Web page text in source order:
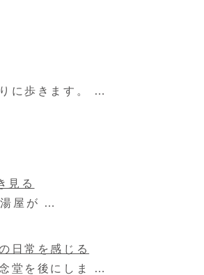
に歩きます。 …
見る
湯屋が …
日常を感じる
堂を後にしま …